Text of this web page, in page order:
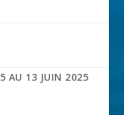
AU 13 JUIN 2025